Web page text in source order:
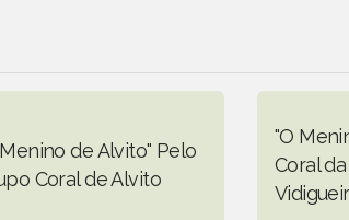
de Alvito" Pelo
Coral de Alvito
"O
Coral